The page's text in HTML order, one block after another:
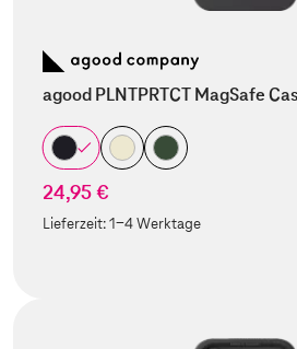
agood PLNTPRTCT MagSafe
24,95 €
Lieferzeit:1-4 Werktage